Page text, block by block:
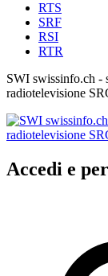
RTS
SRF
RSI
RTR
SWI swissinfo.ch -
radiotelevisione
Accedi e